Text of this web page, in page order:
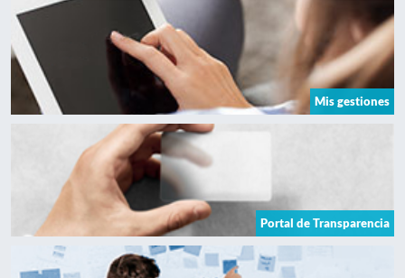
Mis gestiones
Portal de Transparencia